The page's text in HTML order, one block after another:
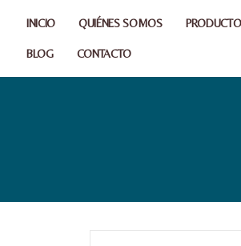
INICIO QUIÉNES SOMOS
BLOG CONTACTO